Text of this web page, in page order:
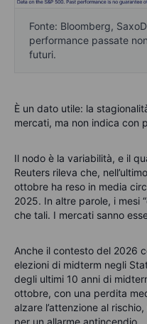
Fonte: Bloomberg,
performance passate
futuri.
È un dato utile: la
mercati, ma non indica con
Il nodo è la variabilità, e il
Reuters rileva che,
ottobre ha reso in media
2025. In altre parole, i mesi
che tali. I mercati sanno
Anche il contesto del 2026
elezioni di midterm negli
degli ultimi 10 anni di
ottobre, con una perdita
alzare l’attenzione al
per un allarme antincendio.